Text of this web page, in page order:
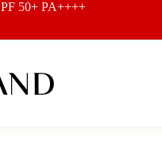
50+ PA++++